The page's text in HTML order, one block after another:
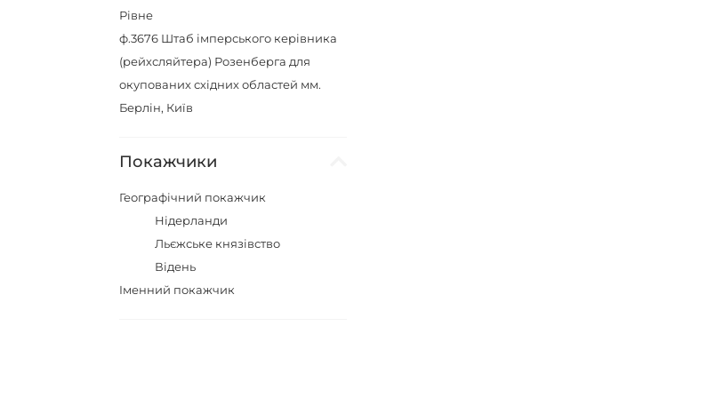
Рівне
ф.3676 Штаб імперського керівника
(рейхсляйтера) Розенберга для
окупованих східних областей мм.
Берлін, Київ
Покажчики
Географічний покажчик
Нідерланди
Льєжське князівство
Відень
Iменний покажчик